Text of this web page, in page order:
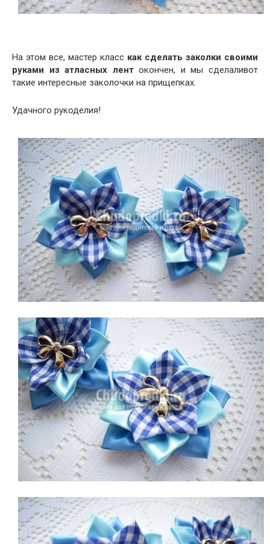
На этом все, мастер класс как сделать заколки своими
руками из атласных лентокончен, и мы сделаливот
такие интересные заколочки на прищепках.
Удачного рукоделия!